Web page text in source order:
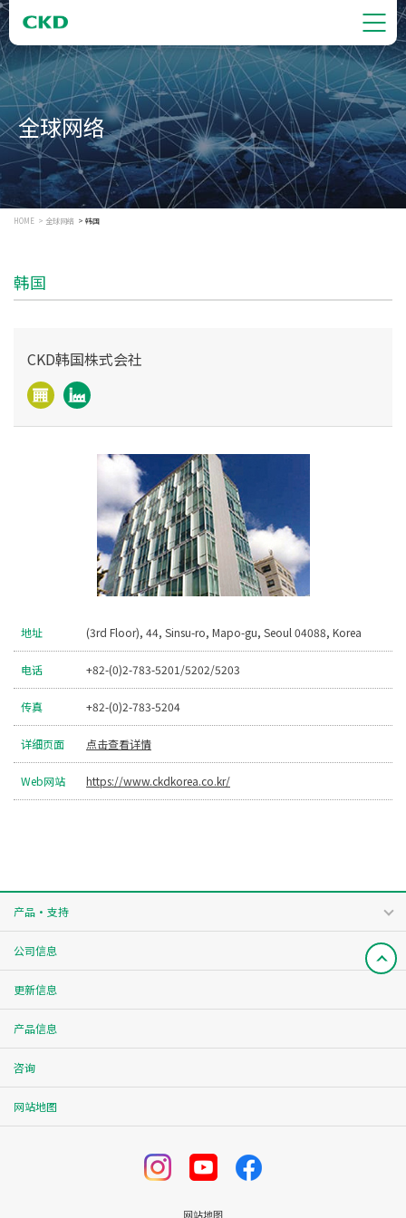
全球网络
HOME 全球网络 韩国
韩国
CKD韩国株式会社
地址 (3rd Floor), 44, Sinsu-ro, Mapo-gu, Seoul 04088, Korea
电话 +82-(0)2-783-5201/5202/5203
传真 +82-(0)2-783-5204
详细页面 点击查看详情
Web网站 https://www.ckdkorea.co.kr/
产品・支持
公司信息
更新信息
产品信息
咨询
网站地图
网站地图